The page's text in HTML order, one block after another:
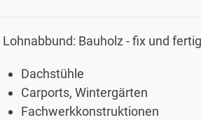
Lohnabbund: Bauholz - fix und
Dachstühle
Carports, Wintergärten
Fachwerkkonstruktionen